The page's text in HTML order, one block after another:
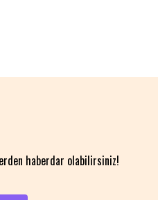
haberdar olabilirsiniz!